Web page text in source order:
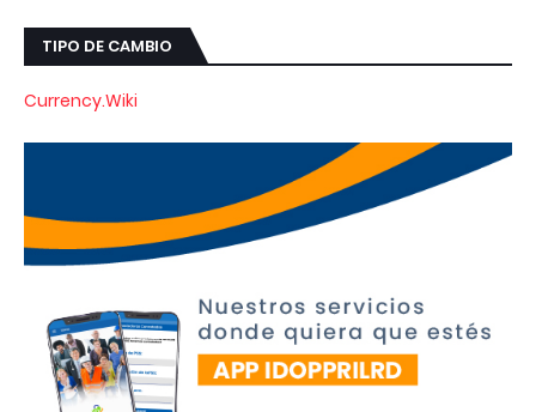
TIPO DE CAMBIO
Currency.Wiki